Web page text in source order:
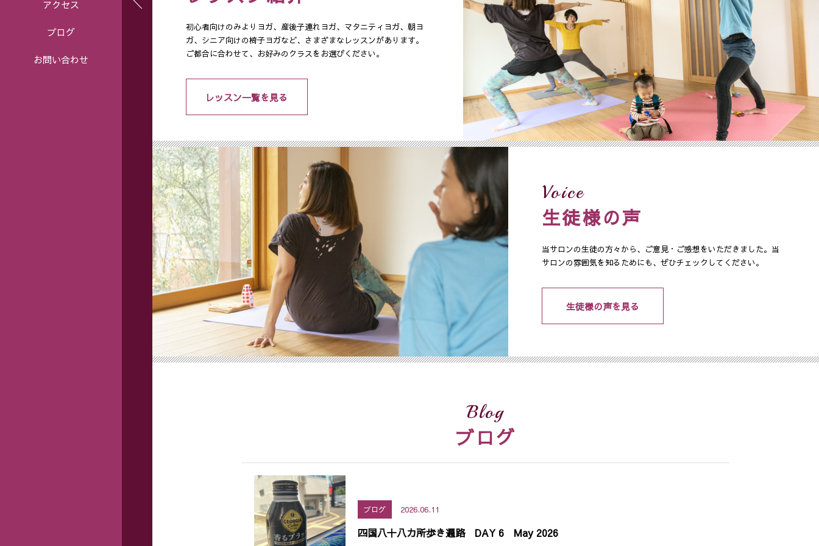
アクセス
ブログ
お問い合わせ
初心者向けのみよりヨガ、産後子連れヨガ、マタニティヨガ、朝ヨ
ガ、シニア向けの椅子ヨガなど、さまざまなレッスンがあります。
ご都合に合わせて、お好みのクラスをお選びください。
レッスン一覧を見る
Voice
生徒様の声
当サロンの生徒の方々から、ご意見・ご感想をいただきました。当
サロンの雰囲気を知るためにも、ぜひチェックしてください。
生徒様の声を見る
Blog
ブログ
ブログ 2026.06.11
四国八十八カ所歩き遍路 DAY 6 May 2026